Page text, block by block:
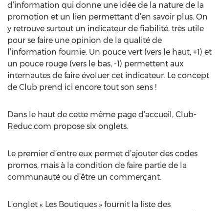
d’information qui donne une idée de la nature de la
promotion et un lien permettant d’en savoir plus. On
y retrouve surtout un indicateur de fiabilité, très utile
pour se faire une opinion de la qualité de
l’information fournie. Un pouce vert (vers le haut, +1) et
un pouce rouge (vers le bas, -1) permettent aux
internautes de faire évoluer cet indicateur. Le concept
de Club prend ici encore tout son sens !
Dans le haut de cette même page d’accueil, Club-
Reduc.com propose six onglets.
Le premier d’entre eux permet d’ajouter des codes
promos, mais à la condition de faire partie de la
communauté ou d’être un commerçant.
L’onglet « Les Boutiques » fournit la liste des